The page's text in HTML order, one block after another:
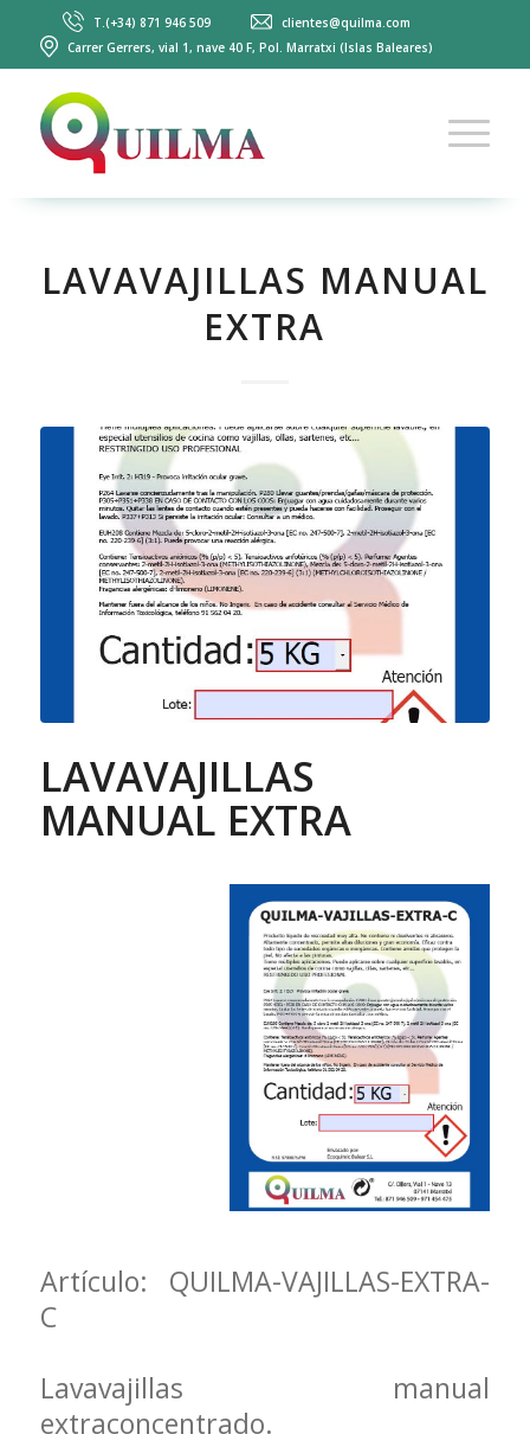
T.(+34) 871 946 509
clientes@quilma.com
Carrer Gerrers, vial 1, nave 40 F, Pol. Marratxi (Islas Baleares)
LAVAVAJILLAS MANUAL
EXTRA
LAVAVAJILLAS
MANUAL EXTRA
Artículo: QUILMA-VAJILLAS-EXTRA-
C
Lavavajillas manual
extraconcentrado.